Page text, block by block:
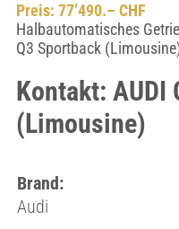
Preis: 77’490.– CHF
Halbautomatisches
Q3 Sportback
Kontakt: AUDI
(Limousine)
Brand:
Audi